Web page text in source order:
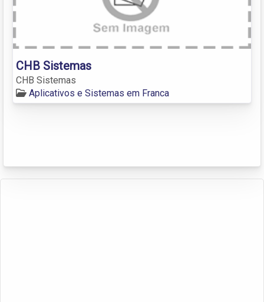
CHB Sistemas
CHB Sistemas
Aplicativos e Sistemas em Franca